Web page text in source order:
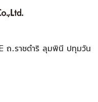
ถ.ราชดำริ ลุมพินี ปทุมวัน